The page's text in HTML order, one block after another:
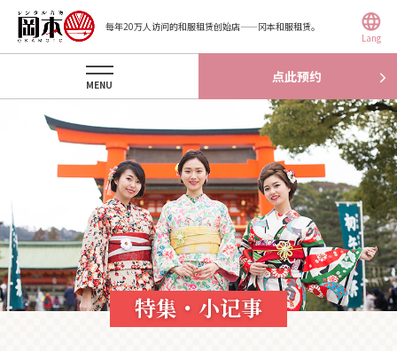
每年20万人访问的和服租赁创始店——冈本和服租赁。
Lang
点此预约
MENU
特集・小记事